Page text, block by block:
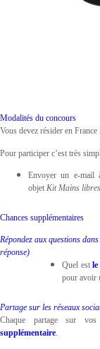
Modalités du concours
Vous devez résider en
Pour participer c’est très
Envoyer un e-mail
objet Kit Mains libres
Chances supplémentaires
Répondez aux questions
réponse)
Quel est
pour avoir
Partage sur les réseaux
Chaque partage sur
supplémentaire.